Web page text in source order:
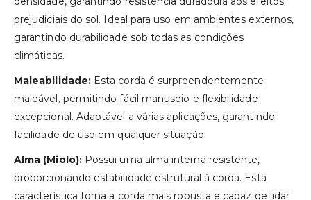
prejudiciais do sol. Ideal para uso em ambientes externos,
garantindo durabilidade sob todas as condições
climáticas.
Maleabilidade:Esta corda é surpreendentemente
maleável, permitindo fácil manuseio e flexibilidade
excepcional. Adaptável a várias aplicações, garantindo
facilidade de uso em qualquer situação.
Alma (Miolo):Possui uma alma interna resistente,
proporcionando estabilidade estrutural à corda. Esta
característica torna a corda mais robusta e capaz de lidar